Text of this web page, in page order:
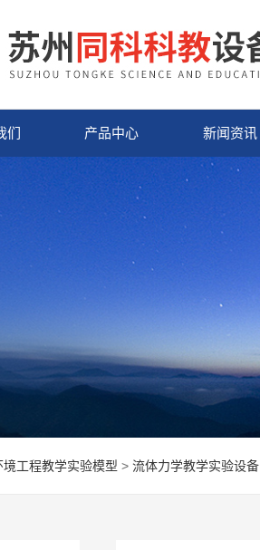
们 产品中心 新闻资讯
境工程教学实验模型 > 流体力学教学实验设备